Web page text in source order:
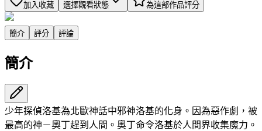
加入收藏 選擇觀看狀態 為這部作品評分
簡介 評分 評論
簡介
少年探偵洛基為北歐神話中邪神洛基的化身。因為惡作劇，被
最高的神－奧丁趕到人間。奧丁命令洛基於人間界收集魔力。